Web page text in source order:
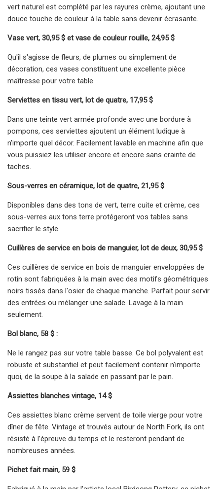
vert naturel est complété par les rayures crème, ajoutant une
douce touche de couleur à la table sans devenir écrasante.
Vase vert, 30,95 $ et vase de couleur rouille, 24,95 $
Qu'il s'agisse de fleurs, de plumes ou simplement de
décoration, ces vases constituent une excellente pièce
maîtresse pour votre table.
Serviettes en tissu vert, lot de quatre, 17,95 $
Dans une teinte vert armée profonde avec une bordure à
pompons, ces serviettes ajoutent un élément ludique à
n'importe quel décor. Facilement lavable en machine afin que
vous puissiez les utiliser encore et encore sans crainte de
taches.
Sous-verres en céramique, lot de quatre, 21,95 $
Disponibles dans des tons de vert, terre cuite et crème, ces
sous-verres aux tons terre protégeront vos tables sans
sacrifier le style.
Cuillères de service en bois de manguier, lot de deux, 30,95 $
Ces cuillères de service en bois de manguier enveloppées de
rotin sont fabriquées à la main avec des motifs géométriques
noirs tissés dans l'osier de chaque manche. Parfait pour servir
des entrées ou mélanger une salade. Lavage à la main
seulement.
Bol blanc, 58 $ :
Ne le rangez pas sur votre table basse. Ce bol polyvalent est
robuste et substantiel et peut facilement contenir n'importe
quoi, de la soupe à la salade en passant par le pain.
Assiettes blanches vintage, 14 $
Ces assiettes blanc crème servent de toile vierge pour votre
dîner de fête. Vintage et trouvés autour de North Fork, ils ont
résisté à l’épreuve du temps et le resteront pendant de
nombreuses années.
Pichet fait main, 59 $